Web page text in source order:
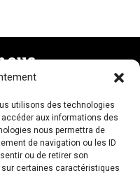
utilisons des technologies
aux informations des
nous permettra de
de navigation ou les ID
ou de retirer son
certaines caractéristiques